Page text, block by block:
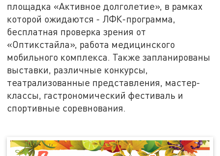
площадка «Активное долголетие», в рамках
которой ожидаются - ЛФК-программа,
бесплатная проверка зрения от
«Оптикстайла», работа медицинского
мобильного комплекса. Также запланированы
выставки, различные конкурсы,
театрализованные представления, мастер-
классы, гастрономический фестиваль и
спортивные соревнования.